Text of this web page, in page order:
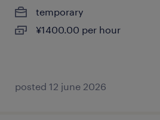
temporary
¥1400.00 per hour
posted 12 june 2026